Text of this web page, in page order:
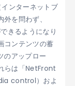
ンターネットブ
を問わず、
きるようになり
コンテンツの蓄
のアップロー
らは「NetFront
control）およ